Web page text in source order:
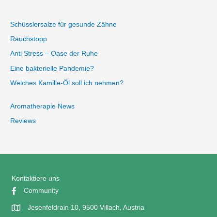
Schüsslersalze für gesunde Zähne
Rauchstopp
Anti Stress – Oase der Ruhe
Eine bakterielle Pandemie?
Welches Kamille-Öl soll ich nehmen?
Aromatherapie News
Reviews
Kontaktiere uns
Community
Jesenfeldrain 10, 9500 Villach, Austria